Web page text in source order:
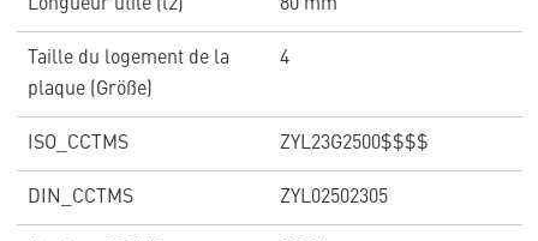
Longueur utile (l2) 80 mm
Taille du logement de la
plaque (Größe)
4
ISO_CCTMS ZYL23G2500$$$$
DIN_CCTMS ZYL02502305